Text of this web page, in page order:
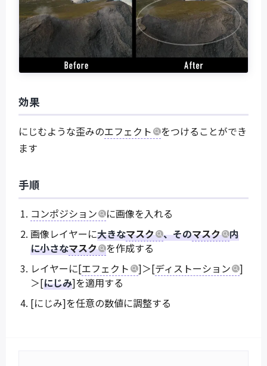
効果
にじむような歪みのエフェクト
をつけることができ
ます
手順
コンポジション
に画像を入れる
画像レイヤーに大きなマスク 、そのマスク
内
に小さなマスク
を作成する
レイヤーに[エフェクト ]＞[ディストーション
]
＞[にじみ]を適用する
[にじみ]を任意の数値に調整する